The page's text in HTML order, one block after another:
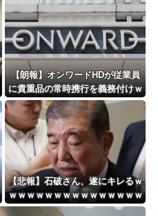
【朗報】オンワードHDが従業員
に貴重品の常時携行を義務付けｗ
ｗｗｗｗｗｗｗｗｗｗｗｗ
【悲報】石破さん、遂にキレるｗ
ｗｗｗｗｗｗｗｗｗｗｗｗｗｗｗ
ｗｗ